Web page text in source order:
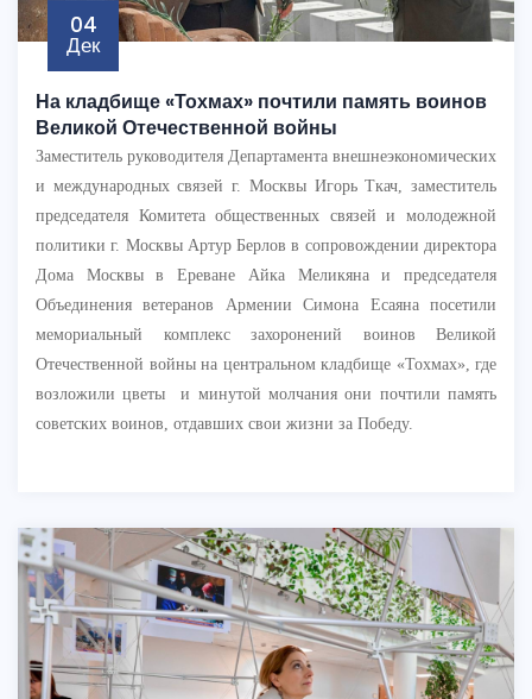
04
Дек
На кладбище «Тохмах» почтили память воинов
Великой Отечественной войны
Заместитель руководителя Департамента внешнеэкономических
и международных связей г. Москвы Игорь Ткач, заместитель
председателя Комитета общественных связей и молодежной
политики г. Москвы Артур Берлов в сопровождении директора
Дома Москвы в Ереване Айка Меликяна и председателя
Объединения ветеранов Армении Симона Есаяна посетили
мемориальный комплекс захоронений воинов Великой
Отечественной войны на центральном кладбище «Тохмах», где
возложили цветы и минутой молчания они почтили память
советских воинов, отдавших свои жизни за Победу.